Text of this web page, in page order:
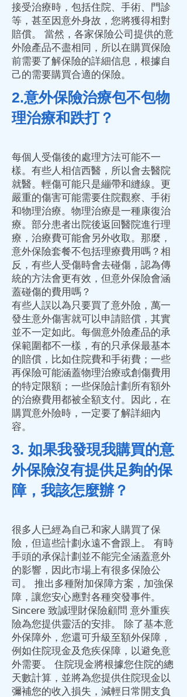
接受治療時，包括住院、手術、門診
等，甚至因意外身故，您將獲得相對
賠償。 當然，各家保險公司提供的意
外險產品不盡相同，所以在購買保險
前需要了解保險的詳細信息，根據自
己的需要購買合適的保險。
2.意外保險治療包不包物
理治療和跌打？
每個人受傷後的處理方法可能不一
樣。有些人相信西醫，所以會去醫院
就醫。輕傷可能只是繃帶和縫線。更
嚴重的傷害可能需要住院觀察、手術
和物理治療。物理治療是一種康復治
療。部分患者出院後返回醫院進行理
療，治療費可能會另外收取。那麼，
意外保險套餐不包括理療費用嗎？相
反，有些人受傷時會去碰傷，認為傳
統的方法會更有效，但意外保險會涵
蓋碰傷的費用嗎？
有些人誤以為只要買了意外險，萬一
發生意外傷害就可以申請賠償，其實
並不一定如此。每個意外險產品的承
保範圍都不一樣，有的只承保最基本
的賠償，比如住院費和手術費；一些
再保險可能涵蓋物理治療或創傷費用
的特定限額；一些保險計劃所有額外
的治療費用都被全額支付。因此，在
購買意外險時，一定要了解詳細內
容。
3. 如果我發現我購買的意
外保險沒有提供足夠的保
障，我該怎麼辦？
很多人已經為自己和家人購買了保
險，但這些計劃永遠不會跟上。 有時
手頭的承保計劃並不能完全涵蓋意外
的影響，因此市場上有很多保險公
司。 推出多種附加保障方案，加強保
障，讓您安心應對各種突發事件。
Sincere 致誠理財保險顧問 意外重疾
險為您提供靈活的安排。 除了基本意
外保障外，您還可升級至額外保障，
例如住院現金及危疾保障，以避免意
外需要。 住院現金將根據您住院的總
天數計算，並將為您提供住院現金以
彌補您的收入損失，減輕日常開支負